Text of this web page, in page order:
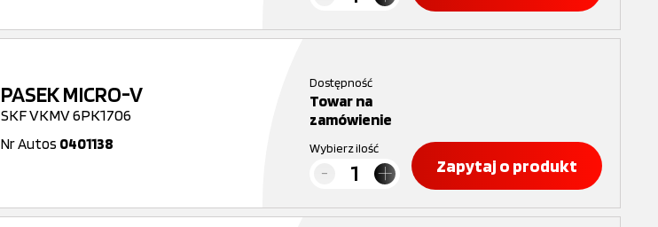
PASEK MICRO-V
SKF VKMV 6PK1706
Nr Autos 0401138
Dostępność
Towar na
zamówienie
Wybierz ilość
Zapytaj o produkt